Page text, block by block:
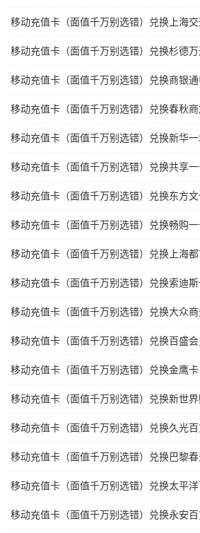
移动充值卡（面值千万别选错）兑换上海
移动充值卡（面值千万别选错）兑换杉德
移动充值卡（面值千万别选错）兑换商银
移动充值卡（面值千万别选错）兑换春秋
移动充值卡（面值千万别选错）兑换新华
移动充值卡（面值千万别选错）兑换共享
移动充值卡（面值千万别选错）兑换东方
移动充值卡（面值千万别选错）兑换畅购一
移动充值卡（面值千万别选错）兑换上海
移动充值卡（面值千万别选错）兑换索迪
移动充值卡（面值千万别选错）兑换大众
移动充值卡（面值千万别选错）兑换百盛
移动充值卡（面值千万别选错）兑换金鹰卡
移动充值卡（面值千万别选错）兑换新世
移动充值卡（面值千万别选错）兑换久光
移动充值卡（面值千万别选错）兑换巴黎
移动充值卡（面值千万别选错）兑换太平
移动充值卡（面值千万别选错）兑换永安